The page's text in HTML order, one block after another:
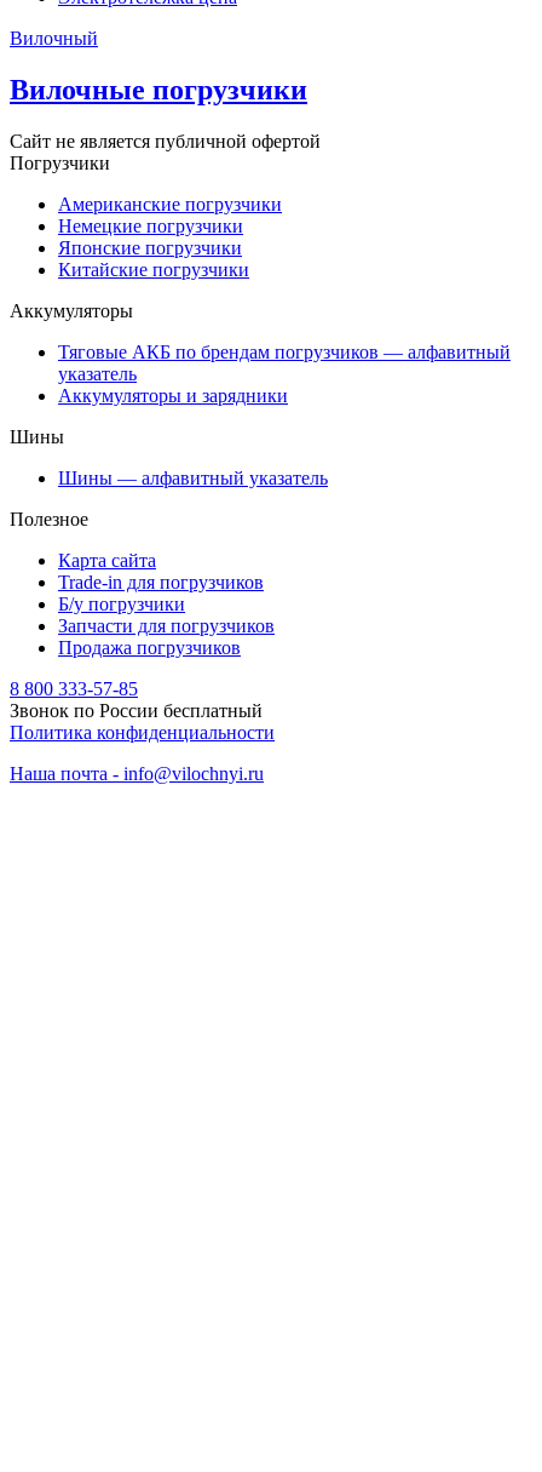
Вилочный
Вилочные погрузчики
Сайт не является публичной офертой
Погрузчики
Американские погрузчики
Немецкие погрузчики
Японские погрузчики
Китайские погрузчики
Аккумуляторы
Тяговые АКБ по брендам погрузчиков — алфавитный
указатель
Аккумуляторы и зарядники
Шины
Шины — алфавитный указатель
Полезное
Карта сайта
Trade-in для погрузчиков
Б/у погрузчики
Запчасти для погрузчиков
Продажа погрузчиков
8 800 333-57-85
Звонок по России бесплатный
Политика конфиденциальности
Наша почта - info@vilochnyi.ru